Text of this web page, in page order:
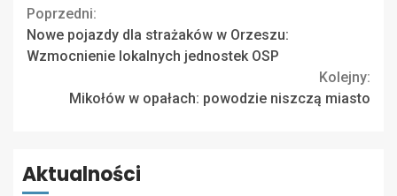
Continue
Reading
Poprzedni:
Nowe pojazdy dla strażaków w Orzeszu:
Wzmocnienie lokalnych jednostek OSP
Kolejny:
Mikołów w opałach: powodzie niszczą miasto
Aktualności